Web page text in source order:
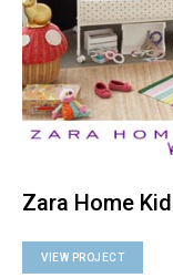
Zara Home
VIEW PROJECT